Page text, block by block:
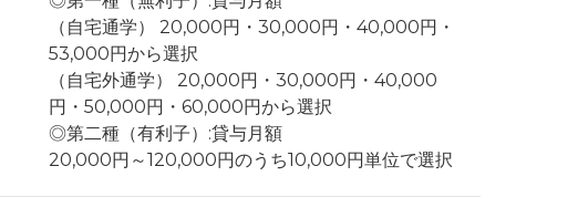
（自宅通学） 20,000円・30,000円・40,000円・
53,000円から選択
（自宅外通学） 20,000円・30,000円・40,000
円・50,000円・60,000円から選択
◎第二種（有利子）:貸与月額
20,000円～120,000円のうち10,000円単位で選択